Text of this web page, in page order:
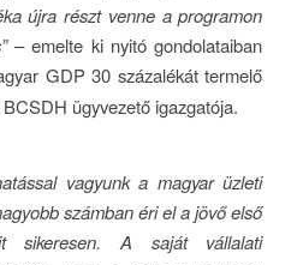
újra részt venne a programon
– emelte ki nyitó gondolataiban
GDP 30 százalékát termelő
ügyvezető igazgatója.
vagyunk a magyar üzleti
számban éri el a jövő első
sikeresen. A saját vállalati